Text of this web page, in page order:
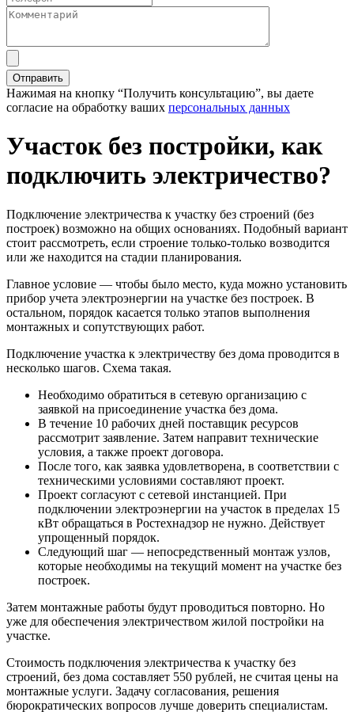
Нажимая на кнопку “Получить консультацию”, вы даете
согласие на обработку ваших персональных данных
Участок без постройки, как
подключить электричество?
Подключение электричества к участку без строений (без
построек) возможно на общих основаниях. Подобный вариант
стоит рассмотреть, если строение только-только возводится
или же находится на стадии планирования.
Главное условие — чтобы было место, куда можно установить
прибор учета электроэнергии на участке без построек. В
остальном, порядок касается только этапов выполнения
монтажных и сопутствующих работ.
Подключение участка к электричеству без дома проводится в
несколько шагов. Схема такая.
Необходимо обратиться в сетевую организацию с
заявкой на присоединение участка без дома.
В течение 10 рабочих дней поставщик ресурсов
рассмотрит заявление. Затем направит технические
условия, а также проект договора.
После того, как заявка удовлетворена, в соответствии с
техническими условиями составляют проект.
Проект согласуют с сетевой инстанцией. При
подключении электроэнергии на участок в пределах 15
кВт обращаться в Ростехнадзор не нужно. Действует
упрощенный порядок.
Следующий шаг — непосредственный монтаж узлов,
которые необходимы на текущий момент на участке без
построек.
Затем монтажные работы будут проводиться повторно. Но
уже для обеспечения электричеством жилой постройки на
участке.
Стоимость подключения электричества к участку без
строений, без дома составляет 550 рублей, не считая цены на
монтажные услуги. Задачу согласования, решения
бюрократических вопросов лучше доверить специалистам.